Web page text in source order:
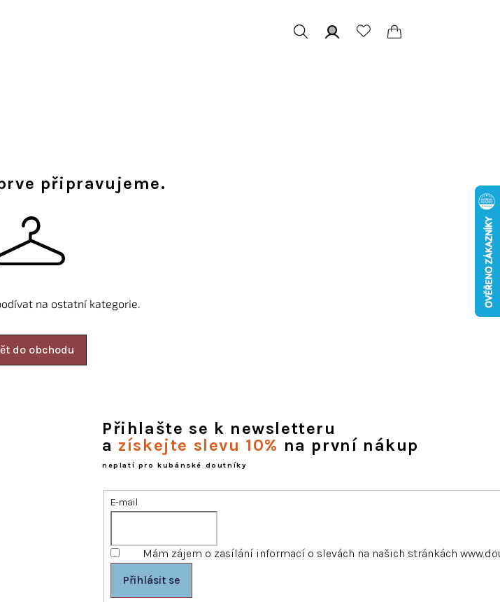
připravujeme.
na ostatní kategorie.
do obchodu
Přihlašte se k newsletteru
a získejte slevu 10% na první nákup
neplatí pro kubánské doutníky
E-mail
Mám zájem o zasílání informací o slevách na našich stránkách
Přihlásit se